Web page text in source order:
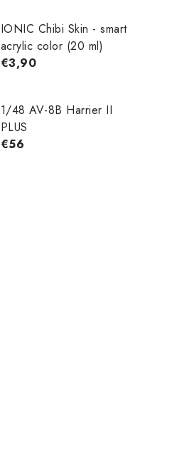
IONIC Chibi Skin - smart
acrylic color (20 ml)
€3,90
1/48 AV-8B Harrier II
PLUS
€56